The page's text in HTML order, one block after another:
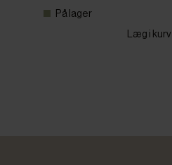
På lager
Læg i kurv